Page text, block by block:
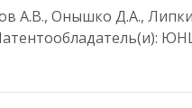
А.В., Онышко Д.А.,